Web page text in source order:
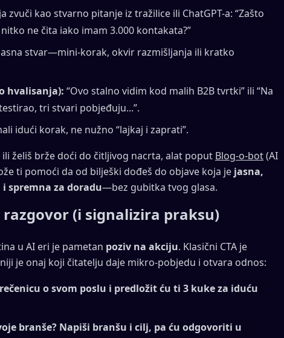
zvuči kao stvarno pitanje iz tražilice ili ChatGPT-a: “Zašto
ne čita iako imam 3.000 kontakata?”
stvar—mini-korak, okvir razmišljanja ili kratko
hvalisanja): “Ovo stalno vidim kod malih B2B tvrtki” ili “Na
tri stvari pobjeđuju...”.
idući korak, ne nužno “lajkaj i zaprati”.
ili želiš brže doći do čitljivog nacrta, alat poput Blog-o-bot(AI
ti pomoći da od bilješki dođeš do objave koja je jasna,
spremna za doradu—bez gubitka tvog glasa.
razgovor (i signalizira praksu)
u AI eri je pametan poziv na akciju. Klasični CTA je
je onaj koji čitatelju daje mikro-pobjedu i otvara odnos:
o svom poslu i predložit ću ti 3 kuke za iduću
branše? Napiši branšu i cilj, pa ću odgovoriti u